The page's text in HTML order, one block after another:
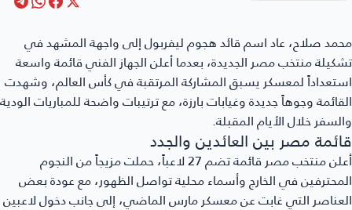
محمد صلاح، عاد اسم قائد هجوم ليفربول إلى واجهة المشهد في
تشكيلة منتخب مصر الجديدة، بعدما أعلن الجهاز الفني قائمة واسعة
استعداداً لمعسكر يسبق المشاركة المرتقبة في كأس العالم، وشهدت
القائمة وجوهاً جديدة وغيابات بارزة، مع ترتيبات واضحة للمباريات الودية
والسفر خلال الأيام المقبلة.
قائمة مصر بين العائدين والجدد
أعلن منتخب مصر قائمة تضم 27 لاعباً، حملت مزيجاً من النجوم
المحترفين في الخارج وأسماء محلية تواصل الظهور، مع عودة بعض
العناصر التي غابت عن معسكر مارس الماضي، إلى جانب دخول لاعبين